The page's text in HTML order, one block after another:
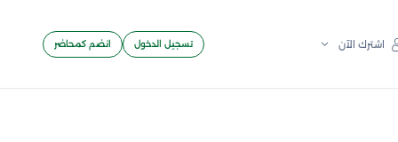
اشترك الآن تسجيل الدخول انضم كمحاضر